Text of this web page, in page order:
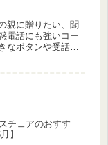
親に贈りたい、聞
電話にも強いコー
なボタンや受話音
チェアのおすす
】